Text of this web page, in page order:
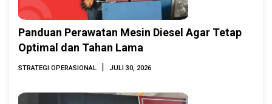
Panduan Perawatan Mesin Diesel Agar Tetap
Optimal dan Tahan Lama
STRATEGI OPERASIONAL | JULI 30, 2026